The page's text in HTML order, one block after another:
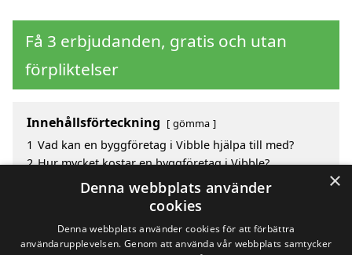
Få 3 erbjudanden, gratis och utan
förpliktelser
Innehållsförteckning gömma
1 Vad kan en byggföretag i Vibble hjälpa till med?
2 Hur mycket kostar en byggföretag i Vibble?
Fördelar med att välja byggföretag i Vibble
Sök efter en skicklig byggföretag i de omgivande
×
Denna webbplats använder
cookies
Denna webbplats använder cookies för att förbättra
användarupplevelsen. Genom att använda vår webbplats samtycker